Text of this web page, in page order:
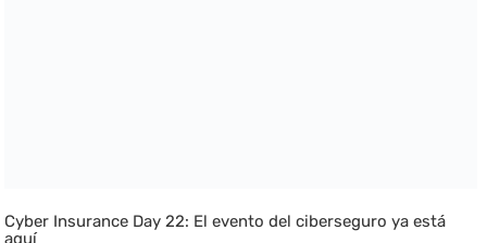
Cyber Insurance Day 22: El evento del ciberseguro ya está
aquí